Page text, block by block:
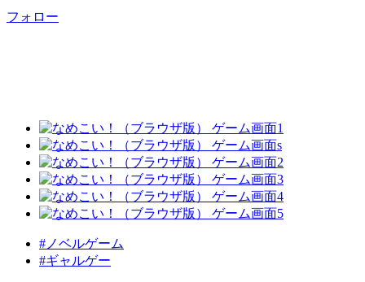
フォロー
#ノベルゲーム
#ギャルゲー